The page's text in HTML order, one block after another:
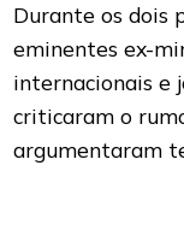
Durante os dois
eminentes ex-
internacionais e
criticaram o
argumentaram